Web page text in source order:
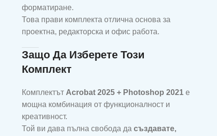
форматиране.
Това прави комплекта отлична основа за
проектна, редакторска и офис работа.
Защо Да Изберете Този
Комплект
Комплектът Acrobat 2025 + Photoshop 2021 е
мощна комбинация от функционалност и
креативност.
Той ви дава пълна свобода да създавате,